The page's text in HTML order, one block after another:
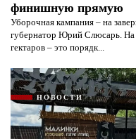
финишную прямую
Уборочная кампания – на
губернатор Юрий Слюсарь.
гектаров – это порядк...
НОВОСТИ